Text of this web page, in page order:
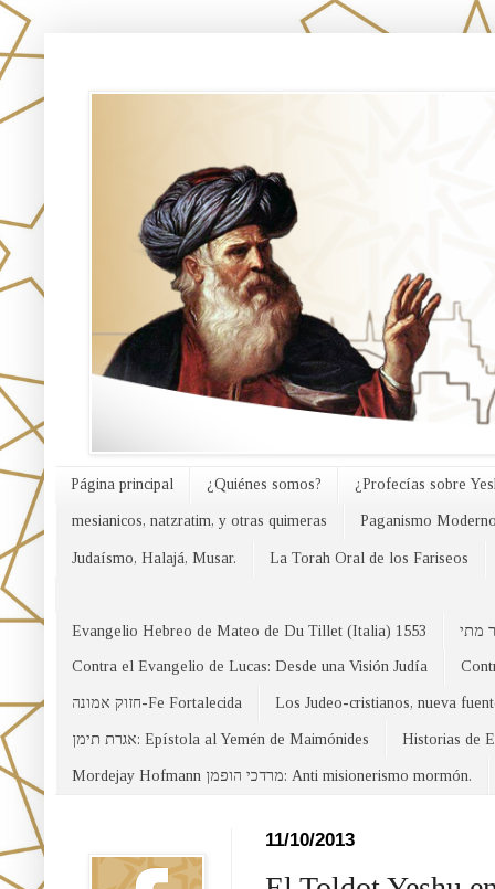
Página principal ¿Quiénes somos? ¿Profecías sobre
mesianicos, natzratim, y otras quimeras Paganismo
Judaísmo, Halajá, Musar. La Torah Oral de los Fariseos
Evangelio Hebreo de Mateo de Du Tillet (Italia) 1553
Contra el Evangelio de Lucas: Desde una Visión Judía
חזוק אמונה-Fe Fortalecida Los Judeo-cristianos, nueva
אגרת תימן: Epístola al Yemén de Maimónides Historias de
Mordejay Hofmann מרדכי הופמן: Anti misionerismo mormón.
11/10/2013